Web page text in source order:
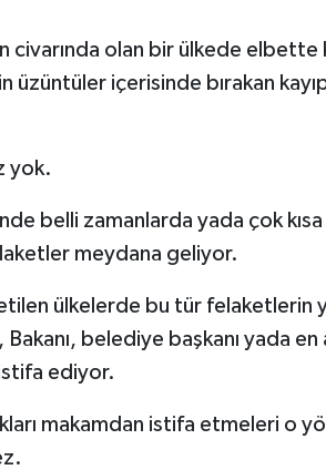
civarında olan bir ülkede elbette
içerisinde bırakan
yok.
belli zamanlarda yada çok kısa
meydana geliyor.
ülkelerde bu tür felaketlerin
belediye başkanı yada en
ediyor.
makamdan istifa etmeleri o